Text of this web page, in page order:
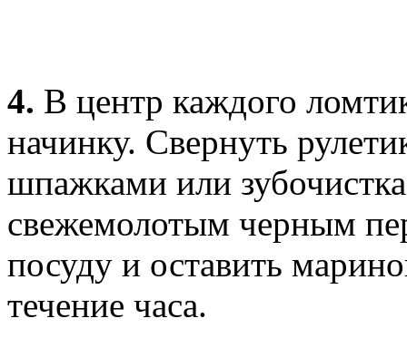
4. В центр каждого
начинку. Свернуть
шпажками или
свежемолотым черным
посуду и оставить
течение часа.